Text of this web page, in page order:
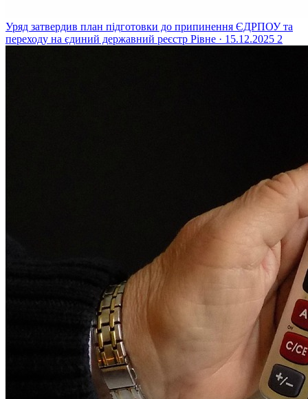
Уряд затвердив план підготовки до припинення ЄДРПОУ та
переходу на єдиний державний реєстр Рівне · 15.12.2025 2